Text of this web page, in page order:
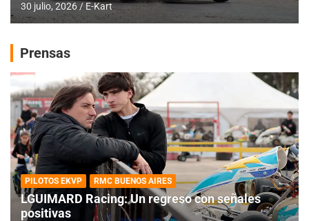
30 julio, 2026 E-Kart
Prensas
PILOTOS EKVP RMC BUENOS AIRES
LGUIMARD Racing: Un regreso con señales
positivas